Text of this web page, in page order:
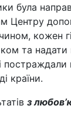
була
Центру
кожен
та надати
країни.
з